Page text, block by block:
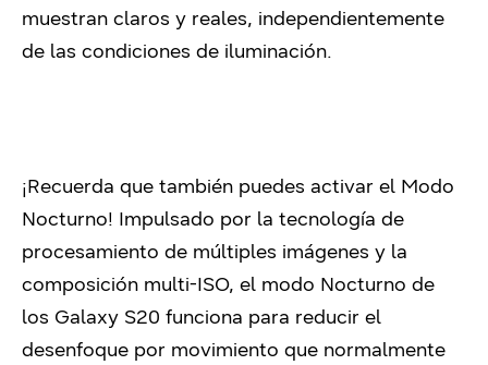
muestran claros y reales, independientemente
de las condiciones de iluminación.
¡Recuerda que también puedes activar el Modo
Nocturno! Impulsado por la tecnología de
procesamiento de múltiples imágenes y la
composición multi-ISO, el modo Nocturno de
los Galaxy S20 funciona para reducir el
desenfoque por movimiento que normalmente